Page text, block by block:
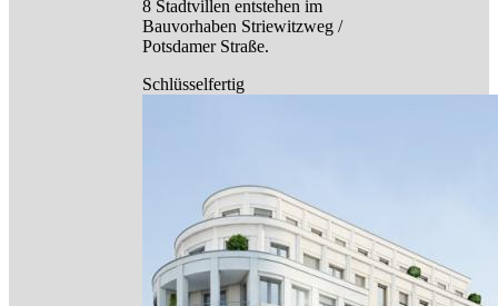
8 Stadtvillen entstehen im
Bauvorhaben Striewitzweg /
Potsdamer Straße.
Schlüsselfertig